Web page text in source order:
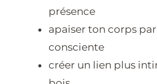
présence
apaiser ton corps
consciente
créer un lien plus